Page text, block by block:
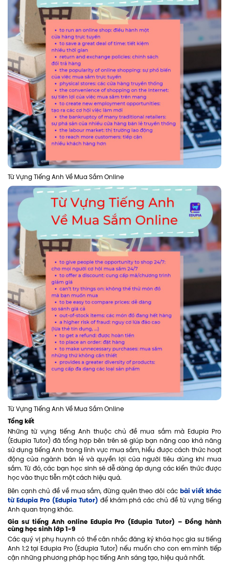
Từ Vựng Tiếng Anh Về Mua Sắm Online
Từ Vựng Tiếng Anh Về Mua Sắm Online
Tổng kết
Những từ vựng tiếng Anh thuộc chủ đề mua sắm mà Edupia Pro
(Edupia Tutor) đã tổng hợp bên trên sẽ giúp bạn nâng cao khả năng
sử dụng tiếng Anh trong lĩnh vực mua sắm, hiểu được cách thức hoạt
động của ngành bán lẻ và quyền lợi của người tiêu dùng khi mua
sắm. Từ đó, các bạn học sinh sẽ dễ dàng áp dụng các kiến thức được
học vào thực tiễn một cách hiệu quả.
Bên cạnh chủ đề về mua sắm, đừng quên theo dõi các bài viết khác
từ Edupia Pro (Edupia Tutor) để khám phá các chủ đề từ vựng tiếng
Anh quan trọng khác.
Gia sư tiếng Anh online Edupia Pro (Edupia Tutor) – Đồng hành
cùng học sinh lớp 1-9
Các quý vị phụ huynh có thể cân nhắc đăng ký khóa học gia sư tiếng
Anh 1:2 tại Edupia Pro (Edupia Tutor) nếu muốn cho con em mình tiếp
cận những phương pháp học tiếng Anh sáng tạo, hiệu quả nhất.